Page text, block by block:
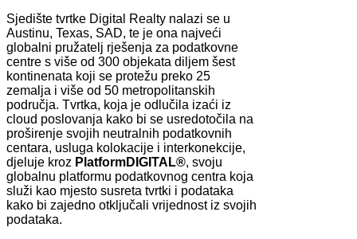
Sjedište tvrtke Digital Realty nalazi se u
Austinu, Texas, SAD, te je ona najveći
globalni pružatelj rješenja za podatkovne
centre s više od 300 objekata diljem šest
kontinenata koji se protežu preko 25
zemalja i više od 50 metropolitanskih
područja. Tvrtka, koja je odlučila izaći iz
cloud poslovanja kako bi se usredotočila na
proširenje svojih neutralnih podatkovnih
centara, usluga kolokacije i interkonekcije,
djeluje kroz PlatformDIGITAL®, svoju
globalnu platformu podatkovnog centra koja
služi kao mjesto susreta tvrtki i podataka
kako bi zajedno otključali vrijednost iz svojih
podataka.